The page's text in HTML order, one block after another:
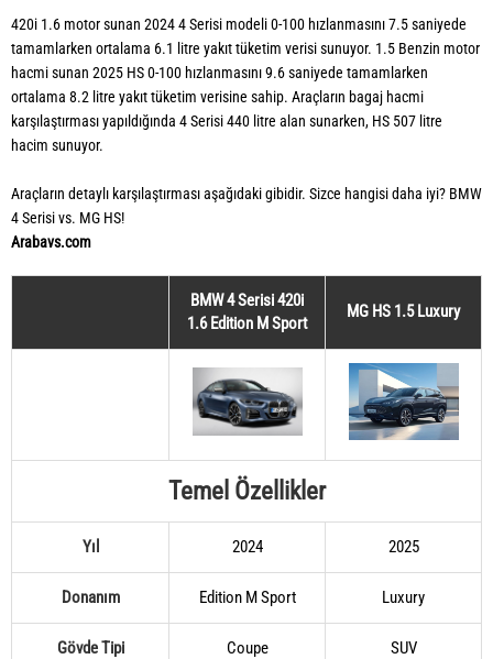
420i 1.6 motor sunan 2024 4 Serisi modeli 0-100 hızlanmasını 7.5 saniyede
tamamlarken ortalama 6.1 litre yakıt tüketim verisi sunuyor. 1.5 Benzin motor
hacmi sunan 2025 HS 0-100 hızlanmasını 9.6 saniyede tamamlarken
ortalama 8.2 litre yakıt tüketim verisine sahip. Araçların bagaj hacmi
karşılaştırması yapıldığında 4 Serisi 440 litre alan sunarken, HS 507 litre
hacim sunuyor.
Araçların detaylı karşılaştırması aşağıdaki gibidir. Sizce hangisi daha iyi? BMW
4 Serisi vs. MG HS!
Arabavs.com
BMW 4 Serisi 420i
1.6 Edition M Sport
MG HS 1.5 Luxury
Temel Özellikler
Yıl 2024 2025
Donanım Edition M Sport Luxury
Gövde Tipi Coupe SUV